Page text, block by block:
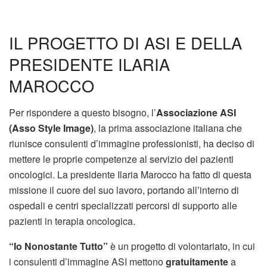
IL PROGETTO DI ASI E DELLA
PRESIDENTE ILARIA
MAROCCO
Per rispondere a questo bisogno, l’Associazione ASI
(Asso Style Image), la prima associazione italiana che
riunisce consulenti d’immagine professionisti, ha deciso di
mettere le proprie competenze al servizio dei pazienti
oncologici. La presidente Ilaria Marocco ha fatto di questa
missione il cuore del suo lavoro, portando all’interno di
ospedali e centri specializzati percorsi di supporto alle
pazienti in terapia oncologica.
“Io Nonostante Tutto” è un progetto di volontariato, in cui
i consulenti d’immagine ASI mettonogratuitamentea